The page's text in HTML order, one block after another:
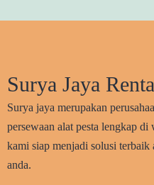
Surya Jaya
Surya jaya merupakan
persewaan alat pesta lengkap di
kami siap menjadi solusi terbaik
anda.